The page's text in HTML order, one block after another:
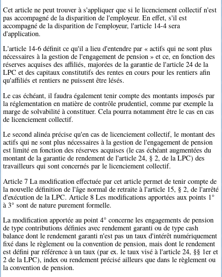
Cet article ne peut trouver à s'appliquer que si le licenciement collectif n'est
pas accompagné de la disparition de l'employeur. En effet, s'il est
accompagné de la disparition de l'employeur, l'article 14-4 sera
d'application.
L'article 14-6 définit ce qu'il a lieu d'entendre par « actifs qui ne sont plus
nécessaires à la gestion de l'engagement de pension » et ce, en fonction des
réserves acquises des affiliés, majorées de la garantie de l'article 24 de la
LPC et des capitaux constitutifs des rentes en cours pour les rentiers afin
qu'affiliés et rentiers ne puissent être lésés.
Le cas échéant, il faudra également tenir compte des montants imposés par
la réglementation en matière de contrôle prudentiel, comme par exemple la
marge de solvabilité à constituer. Cela pourra notamment être le cas en cas
de licenciement collectif.
Le second alinéa précise qu'en cas de licenciement collectif, le montant des
actifs qui ne sont plus nécessaires à la gestion de l'engagement de pension
est limité en fonction des réserves acquises (le cas échéant augmentées du
montant de la garantie de rendement de l'article 24, § 2, de la LPC) des
travailleurs qui sont concernés par le licenciement collectif.
Article 7 La modification effectuée par cet article permet de tenir compte de
la nouvelle définition de l'âge normal de retraite à l'article 15, § 2, de l'arrêté
d'exécution de la LPC. Article 8 Les modifications apportées aux points 1°
à 3° sont de nature purement formelle.
La modification apportée au point 4° concerne les engagements de pension
de type contributions définies avec rendement garanti ou de type cash
balance dont le rendement garanti n'est pas un taux d'intérêt numériquement
fixé dans le règlement ou la convention de pension, mais dont le rendement
est défini par référence à un taux (par ex. le taux visé à l'article 24, §§ 1er et
2 de la LPC), index ou rendement précisé ailleurs que dans le règlement ou
la convention de pension.